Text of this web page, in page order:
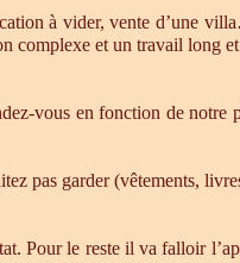
à vider, vente d’une
complexe et un travail long
vous en fonction de notre
pas garder (vêtements,
Pour le reste il va falloir